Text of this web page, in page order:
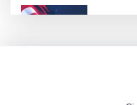
Terörsüz